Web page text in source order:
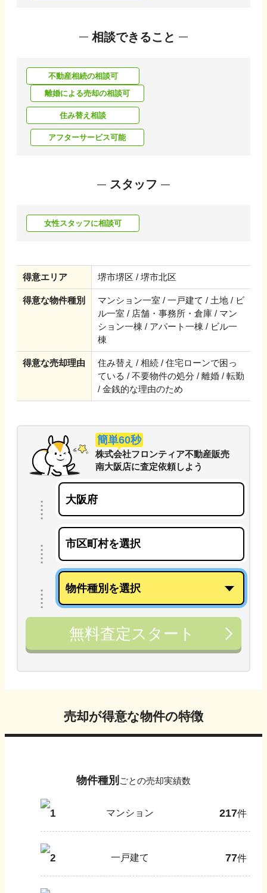
相談できること
不動産相続の相談可
離婚による売却の相談可
住み替え相談
アフターサービス可能
スタッフ
女性スタッフに相談可
得意エリア 堺市堺区 / 堺市北区
得意な物件種別
マンション一室 / 一戸建て / 土地 / ビ
ル一室 / 店舗・事務所・倉庫 / マン
ション一棟 / アパート一棟 / ビル一
棟
得意な売却理由
住み替え / 相続 / 住宅ローンで困っ
ている / 不要物件の処分 / 離婚 / 転勤
/ 金銭的な理由のため
簡単60秒
株式会社フロンティア不動産販売
南大阪店に査定依頼しよう
無料査定スタート
売却が得意な物件の特徴
物件種別 ごとの売却実績数
1 マンション 217件
2 一戸建て 77件